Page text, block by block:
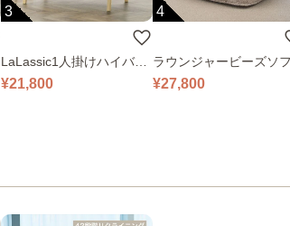
3
LaLassic1人掛けハイバッ
クソファ ワイド
¥21,800
4
ラウンジャービーズソ
¥27,800